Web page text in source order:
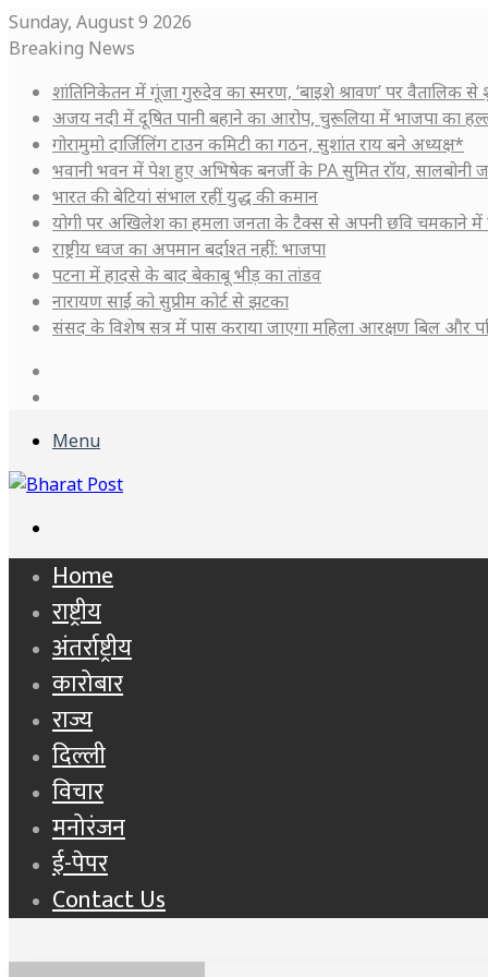
Sunday, August 9 2026
Breaking News
शांतिनिकेतन में गूंजा गुरुदेव का स्मरण, ‘बाइशे श्रावण’ पर वैतालिक
अजय नदी में दूषित पानी बहाने का आरोप, चुरूलिया में भाजपा का
गोरामुमो दार्जिलिंग टाउन कमिटी का गठन, सुशांत राय बने अध्यक्ष*
भवानी भवन में पेश हुए अभिषेक बनर्जी के PA सुमित रॉय,
भारत की बेटियां संभाल रहीं युद्ध की कमान
योगी पर अखिलेश का हमला जनता के टैक्स से अपनी छवि चमकाने में
राष्ट्रीय ध्वज का अपमान बर्दाश्त नहीं: भाजपा
पटना में हादसे के बाद बेकाबू भीड़ का तांडव
नारायण साईं को सुप्रीम कोर्ट से झटका
संसद के विशेष सत्र में पास कराया जाएगा महिला आरक्षण बिल और
Menu
for
Home
राष्ट्रीय
अंतर्राष्ट्रीय
कारोबार
राज्य
दिल्ली
विचार
मनोरंजन
ई-पेपर
Contact Us